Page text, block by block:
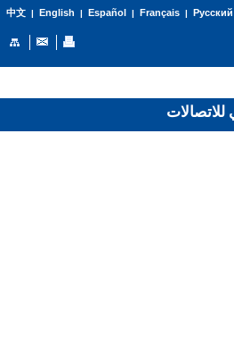
中文| English | Español | Français| Русский
للاتصالات